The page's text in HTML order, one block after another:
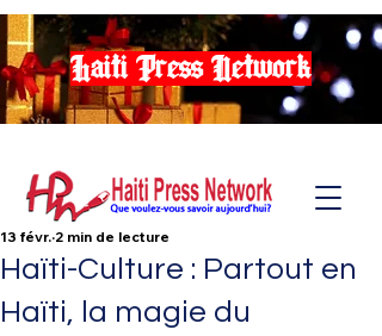
Haiti Press Network
Haïti-Culture : Partout en
Haïti, la magie du
13 févr. 2 min de lecture